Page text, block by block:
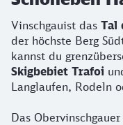
Vinschgauist das Tal
der höchste Berg
kannst du
Skigbebiet Trafoi
Langlaufen, Rodeln
Das